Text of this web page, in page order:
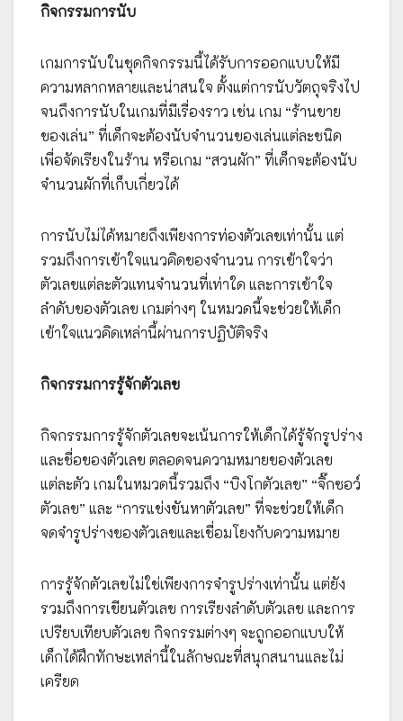
กิจกรรมการนับ
เกมการนับในชุดกิจกรรมนี้ได้รับการออกแบบให้มี
ความหลากหลายและน่าสนใจ ตั้งแต่การนับวัตถุจริงไป
จนถึงการนับในเกมที่มีเรื่องราว เช่น เกม “ร้านขาย
ของเล่น” ที่เด็กจะต้องนับจำนวนของเล่นแต่ละชนิด
เพื่อจัดเรียงในร้าน หรือเกม “สวนผัก” ที่เด็กจะต้องนับ
จำนวนผักที่เก็บเกี่ยวได้
การนับไม่ได้หมายถึงเพียงการท่องตัวเลขเท่านั้น แต่
รวมถึงการเข้าใจแนวคิดของจำนวน การเข้าใจว่า
ตัวเลขแต่ละตัวแทนจำนวนที่เท่าใด และการเข้าใจ
ลำดับของตัวเลข เกมต่างๆ ในหมวดนี้จะช่วยให้เด็ก
เข้าใจแนวคิดเหล่านี้ผ่านการปฏิบัติจริง
กิจกรรมการรู้จักตัวเลข
กิจกรรมการรู้จักตัวเลขจะเน้นการให้เด็กได้รู้จักรูปร่าง
และชื่อของตัวเลข ตลอดจนความหมายของตัวเลข
แต่ละตัว เกมในหมวดนี้รวมถึง “บิงโกตัวเลข” “จิ๊กซอว์
ตัวเลข” และ “การแข่งขันหาตัวเลข” ที่จะช่วยให้เด็ก
จดจำรูปร่างของตัวเลขและเชื่อมโยงกับความหมาย
การรู้จักตัวเลขไม่ใช่เพียงการจำรูปร่างเท่านั้น แต่ยัง
รวมถึงการเขียนตัวเลข การเรียงลำดับตัวเลข และการ
เปรียบเทียบตัวเลข กิจกรรมต่างๆ จะถูกออกแบบให้
เด็กได้ฝึกทักษะเหล่านี้ในลักษณะที่สนุกสนานและไม่
เครียด